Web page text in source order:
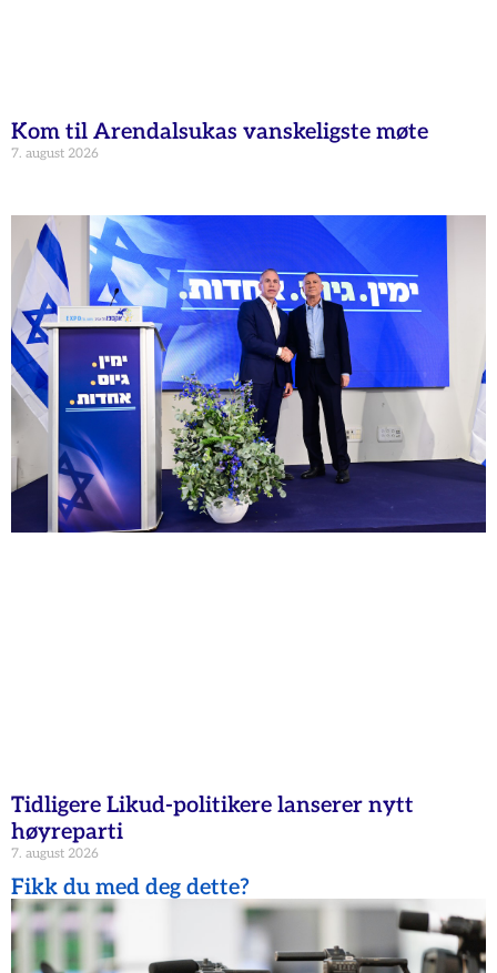
Kom til Arendalsukas vanskeligste møte
7. august 2026
Tidligere Likud-politikere lanserer nytt
høyreparti
7. august 2026
Fikk du med deg dette?